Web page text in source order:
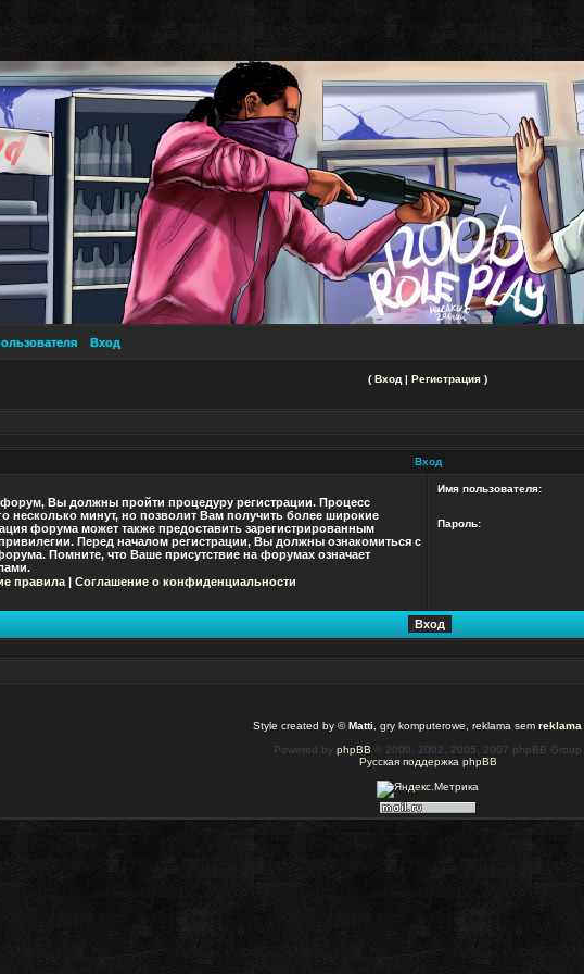
Вход
( Вход | Регистрация )
Вход
Вы должны пройти процедуру регистрации. Процесс
несколько минут, но позволит Вам получить более широкие
форума может также предоставить зарегистрированным
Перед началом регистрации, Вы должны ознакомиться с
Помните, что Ваше присутствие на форумах означает
правила | Соглашение о конфиденциальности
Имя пользователя:
Пароль:
Style created by ©Matti gry komputerowe , reklama sem reklama
Powered by phpBB © 2000, 2002, 2005, 2007 phpBB Group
Русская поддержка phpBB